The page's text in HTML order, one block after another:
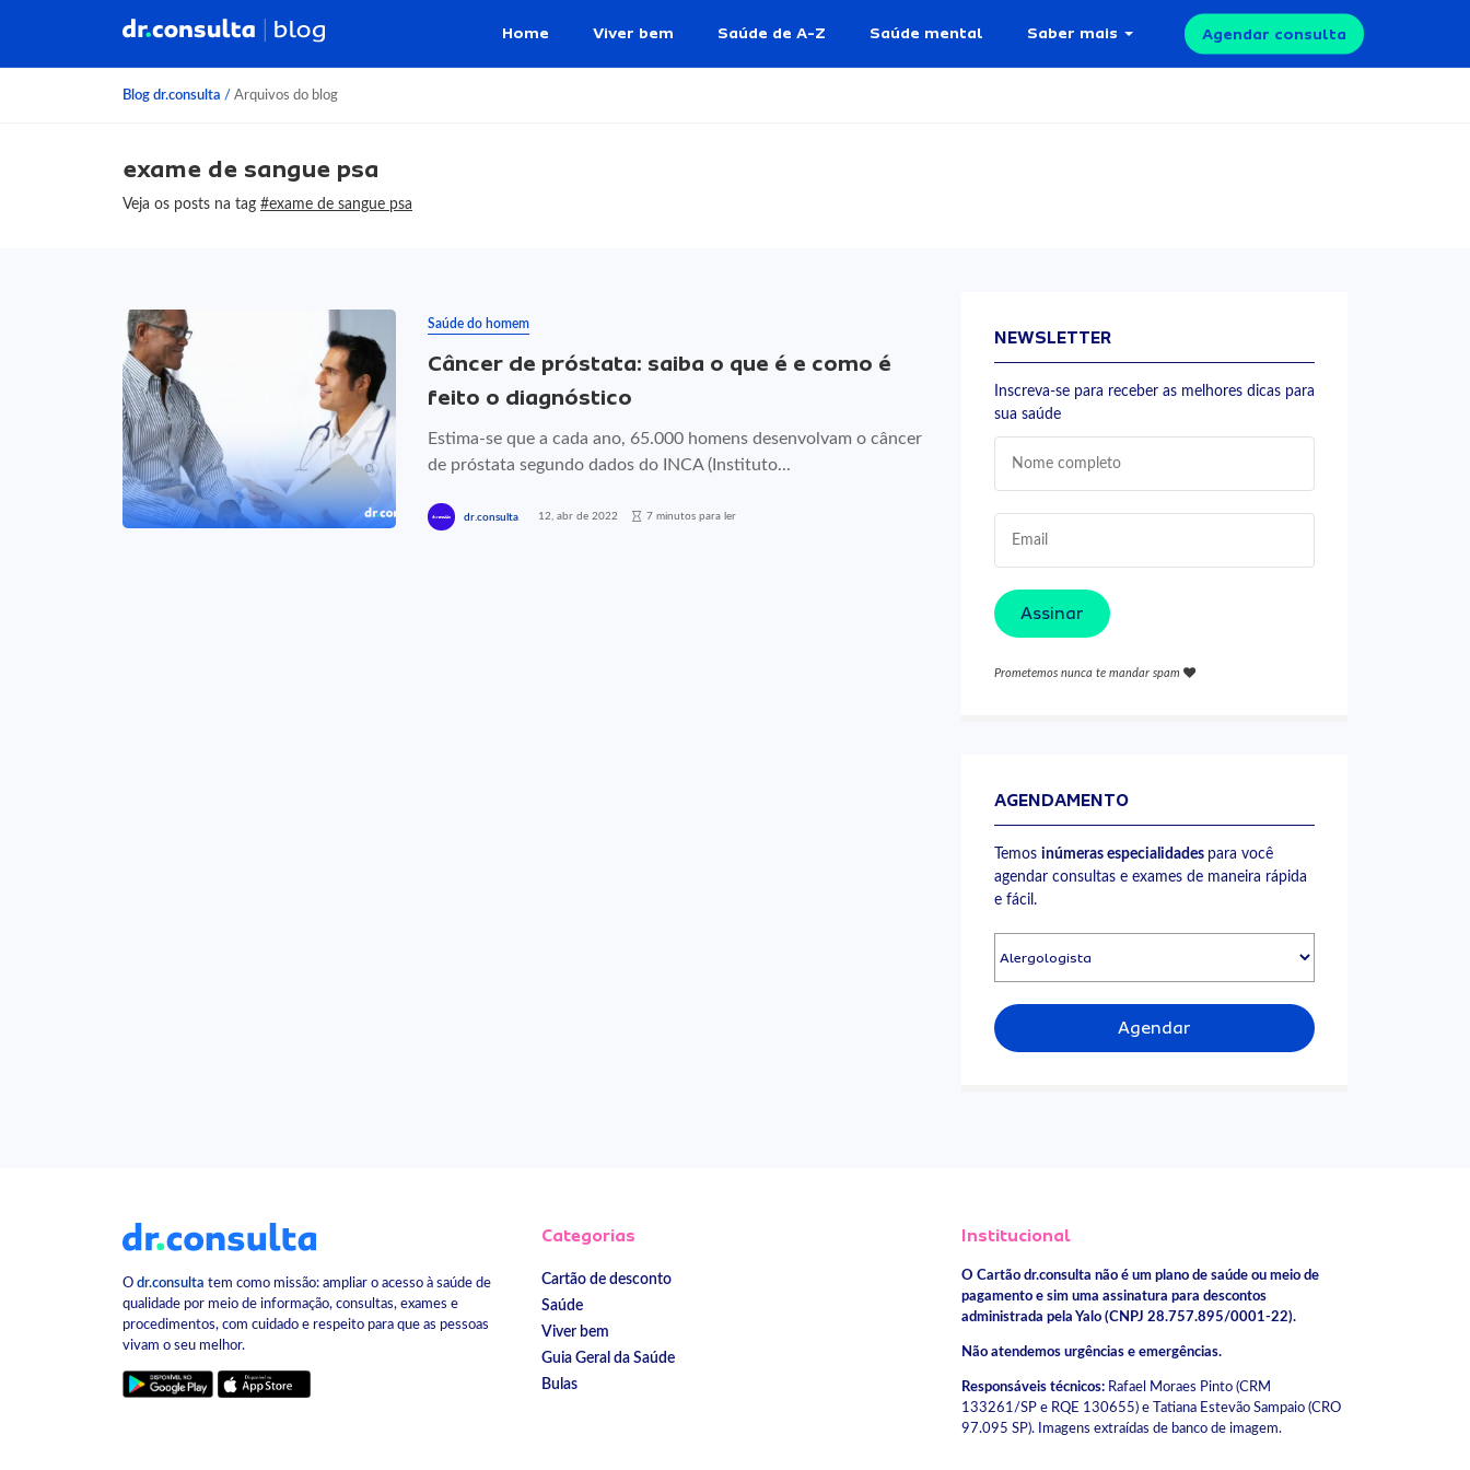
Home Viver bem Saúde de A-Z Saúde mental Saber mais Agendar consulta
Blog dr.consulta / Arquivos do blog
exame de sangue psa
Veja os posts na tag #exame de sangue psa
Saúde do homem
Câncer de próstata: saiba o que é e como é
feito o diagnóstico
Estima-se que a cada ano, 65.000 homens desenvolvam o câncer
de próstata segundo dados do INCA (Instituto...
dr.consulta 12, abr de 2022 7 minutos para ler
NEWSLETTER
Inscreva-se para receber as melhores dicas para
sua saúde
Assinar
Prometemos nunca te mandar spam
AGENDAMENTO
Temos inúmeras especialidades para você
agendar consultas e exames de maneira rápida
e fácil.
Agendar
O dr.consulta tem como missão: ampliar o acesso à saúde de
qualidade por meio de informação, consultas, exames e
procedimentos, com cuidado e respeito para que as pessoas
vivam o seu melhor.
Categorias
Cartão de desconto
Saúde
Viver bem
Guia Geral da Saúde
Bulas
Institucional
O Cartão dr.consulta não é um plano de saúde ou meio de
pagamento e sim uma assinatura para descontos
administrada pela Yalo (CNPJ 28.757.895/0001-22).
Não atendemos urgências e emergências.
Responsáveis técnicos:Rafael Moraes Pinto (CRM
133261/SP e RQE 130655) e Tatiana Estevão Sampaio (CRO
97.095 SP). Imagens extraídas de banco de imagem.